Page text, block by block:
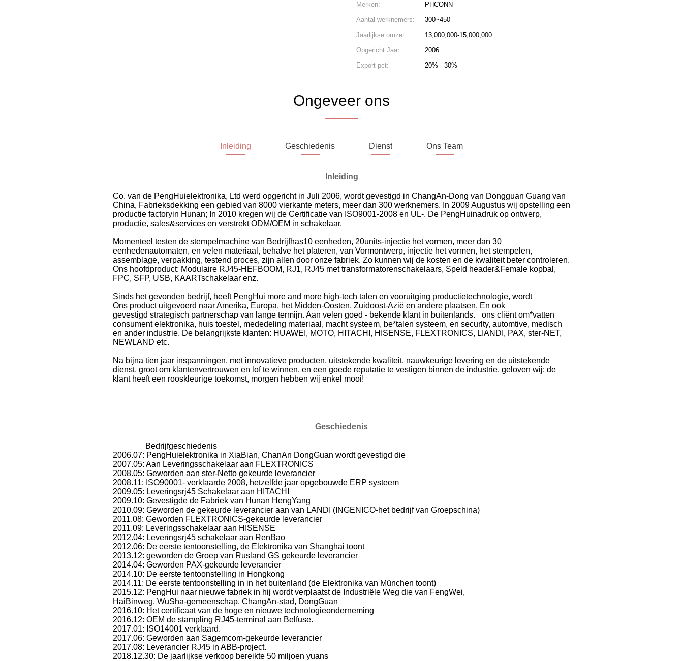
Merken:
PHCONN
Aantal werknemers:
300~450
Jaarlijkse omzet:
13,000,000-15,000,000
Opgericht Jaar:
2006
Export pct:
20% - 30%
Ongeveer ons
Inleiding Geschiedenis Dienst Ons Team
Inleiding
Co. van de PengHuielektronika, Ltd werd opgericht in Juli 2006, wordt gevestigd in ChangAn-Dong van Dongguan Guang van
China, Fabrieksdekking een gebied van 8000 vierkante meters, meer dan 300 werknemers. In 2009 Augustus wij opstelling een
productie factoryin Hunan; In 2010 kregen wij de Certificatie van ISO9001-2008 en UL-. De PengHuinadruk op ontwerp,
productie, sales&services en verstrekt ODM/OEM in schakelaar.
Momenteel testen de stempelmachine van Bedrijfhas10 eenheden, 20units-injectie het vormen, meer dan 30
eenhedenautomaten, en velen materiaal, behalve het plateren, van Vormontwerp, injectie het vormen, het stempelen,
assemblage, verpakking, testend proces, zijn allen door onze fabriek. Zo kunnen wij de kosten en de kwaliteit beter controleren.
Ons hoofdproduct: Modulaire RJ45-HEFBOOM, RJ1, RJ45 met transformatorenschakelaars, Speld header&Female kopbal,
FPC, SFP, USB, KAARTschakelaar enz.
Sinds het gevonden bedrijf, heeft PengHui more and more high-tech talen en vooruitging productietechnologie, wordt
Ons product uitgevoerd naar Amerika, Europa, het Midden-Oosten, Zuidoost-Azië en andere plaatsen. En ook
gevestigd strategisch partnerschap van lange termijn. Aan velen goed - bekende klant in buitenlands. _ons cliënt om*vatten
consument elektronika, huis toestel, mededeling materiaal, macht systeem, be*talen systeem, en securlty, automtive, medisch
en ander industrie. De belangrijkste klanten: HUAWEI, MOTO, HITACHI, HISENSE, FLEXTRONICS, LIANDI, PAX, ster-NET,
NEWLAND etc.
Na bijna tien jaar inspanningen, met innovatieve producten, uitstekende kwaliteit, nauwkeurige levering en de uitstekende
dienst, groot om klantenvertrouwen en lof te winnen, en een goede reputatie te vestigen binnen de industrie, geloven wij: de
klant heeft een rooskleurige toekomst, morgen hebben wij enkel mooi!
Geschiedenis
Bedrijfgeschiedenis
2006.07: PengHuielektronika in XiaBian, ChanAn DongGuan wordt gevestigd die
2007.05: Aan Leveringsschakelaar aan FLEXTRONICS
2008.05: Geworden aan ster-Netto gekeurde leverancier
2008.11: ISO90001- verklaarde 2008, hetzelfde jaar opgebouwde ERP systeem
2009.05: Leveringsrj45 Schakelaar aan HITACHI
2009.10: Gevestigde de Fabriek van Hunan HengYang
2010.09: Geworden de gekeurde leverancier aan van LANDI (INGENICO-het bedrijf van Groepschina)
2011.08: Geworden FLEXTRONICS-gekeurde leverancier
2011.09: Leveringsschakelaar aan HISENSE
2012.04: Leveringsrj45 schakelaar aan RenBao
2012.06: De eerste tentoonstelling, de Elektronika van Shanghai toont
2013.12: geworden de Groep van Rusland GS gekeurde leverancier
2014.04: Geworden PAX-gekeurde leverancier
2014.10: De eerste tentoonstelling in Hongkong
2014.11: De eerste tentoonstelling in in het buitenland (de Elektronika van München toont)
2015.12: PengHui naar nieuwe fabriek in hij wordt verplaatst de Industriële Weg die van FengWei,
HaiBinweg, WuSha-gemeenschap, ChangAn-stad, DongGuan
2016.10: Het certificaat van de hoge en nieuwe technologieonderneming
2016.12: OEM de stampling RJ45-terminal aan Belfuse.
2017.01: ISO14001 verklaard.
2017.06: Geworden aan Sagemcom-gekeurde leverancier
2017.08: Leverancier RJ45 in ABB-project.
2018.12.30: De jaarlijkse verkoop bereikte 50 miljoen yuans